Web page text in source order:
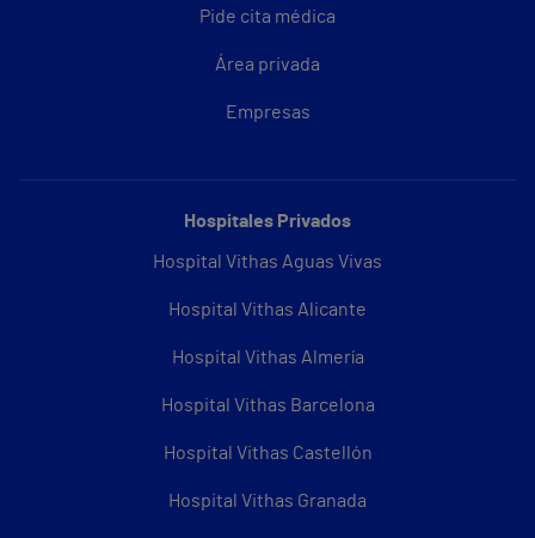
Pide cita médica
Área privada
Empresas
Hospitales Privados
Hospital Vithas Aguas Vivas
Hospital Vithas Alicante
Hospital Vithas Almería
Hospital Vithas Barcelona
Hospital Vithas Castellón
Hospital Vithas Granada